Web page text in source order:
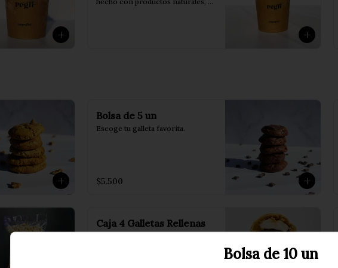
Bolsa de 5 un
Escoge tu galleta favorita.
$5.500
Caja 4 Galletas Rellenas
Bolsa de 10 un